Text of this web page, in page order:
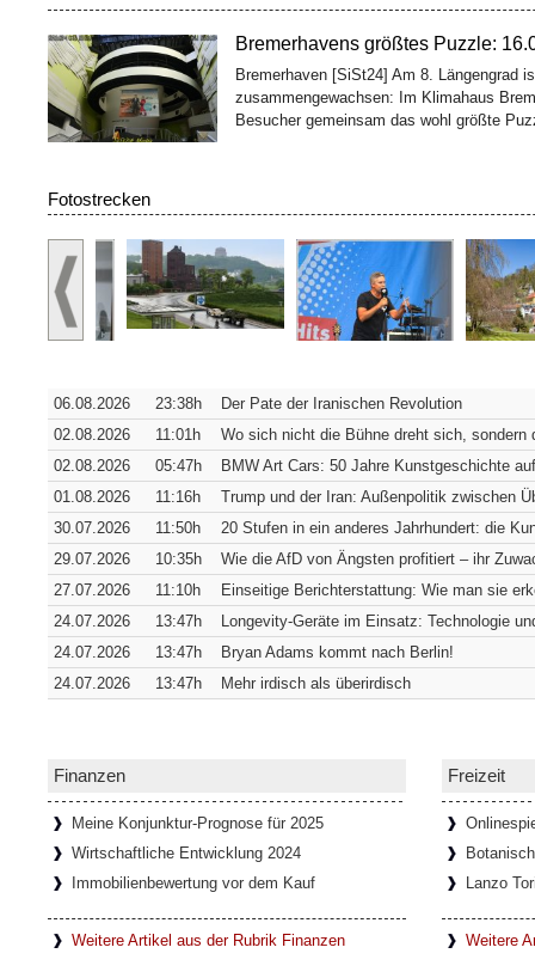
Bremerhavens größtes Puzzle:
Bremerhaven [SiSt24] Am 8. Längengrad
zusammengewachsen: Im Klimahaus
Besucher gemeinsam das wohl größte
Würzburg [SiSt24] Wer die Würzburger
Geschichte: Oben glänzen Treppenhaus
zweites Bauwerk [Weiterlesen...]
sich in ihrer südwestlichen Ecke verbirgt.
Fassade [Weiterlesen...]
Wie Bremens ärmstes Viertel zum
Bremen [SiSt24] Wer durch den Schnoor
einziehen: Die Gassen sind so schmal,
passen. Genau das hat das[Weiterlesen...]
65 Tafeln, 132 Helden und 358
Onlinespiele können soziale
In den letzten Jahrzehnten haben sich
entwickelt, die oft auch nach
Fotostrecken
06.08.2026 23:38h
Der Pate der Iranischen Revolution
02.08.2026
11:01h
Wo sich nicht die Bühne dreht sich, sondern
02.08.2026
05:47h
BMW Art Cars: 50 Jahre Kunstgeschichte
01.08.2026
11:16h
Trump und der Iran: Außenpolitik zwischen
30.07.2026
11:50h
20 Stufen in ein anderes Jahrhundert: die
29.07.2026
10:35h
Wie die AfD von Ängsten profitiert – ihr
27.07.2026
11:10h
Einseitige Berichterstattung: Wie man sie
24.07.2026
13:47h
Longevity-Geräte im Einsatz: Technologie
24.07.2026
13:47h
Bryan Adams kommt nach Berlin!
24.07.2026
13:47h Mehr irdisch als überirdisch
Finanzen
Meine Konjunktur-Prognose für 2025
Wirtschaftliche Entwicklung 2024
Immobilienbewertung vor dem Kauf
Weitere Artikel aus der Rubrik Finanzen
Freizeit
Lanzo
Weitere